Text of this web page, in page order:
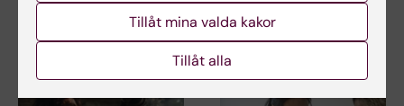
Relaterade artiklar
Tillåt mina valda kakor
Tillåt alla